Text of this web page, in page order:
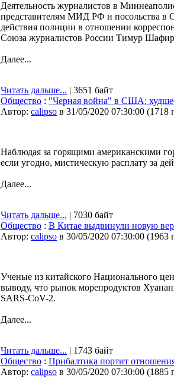
Деятельность журналистов в
представителям МИД РФ и посольства в
действия полиции в отношении
Союза журналистов России Тимур
Далее...
Читать дальше... | 3651 байт
Общество : "Черная война" в США:
Автор: calipso в 31/05/2020 07:30:00 (1718
Наблюдая за горящими американскими
если угодно, мистическую расплату за
Далее...
Читать дальше... | 7030 байт
Общество : В Китае выдвинули новую
Автор: calipso в 30/05/2020 07:30:00 (1963
Ученые из китайского Национального
выводу, что рынок морепродуктов
SARS-CoV-2.
Далее...
Читать дальше... | 1743 байт
Общество : Прибалтика портит
Автор: calipso в 30/05/2020 07:30:00 (1885